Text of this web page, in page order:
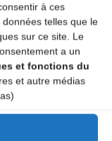
à ces
telles que le
sur ce site. Le
a un
et fonctions du
et autre médias